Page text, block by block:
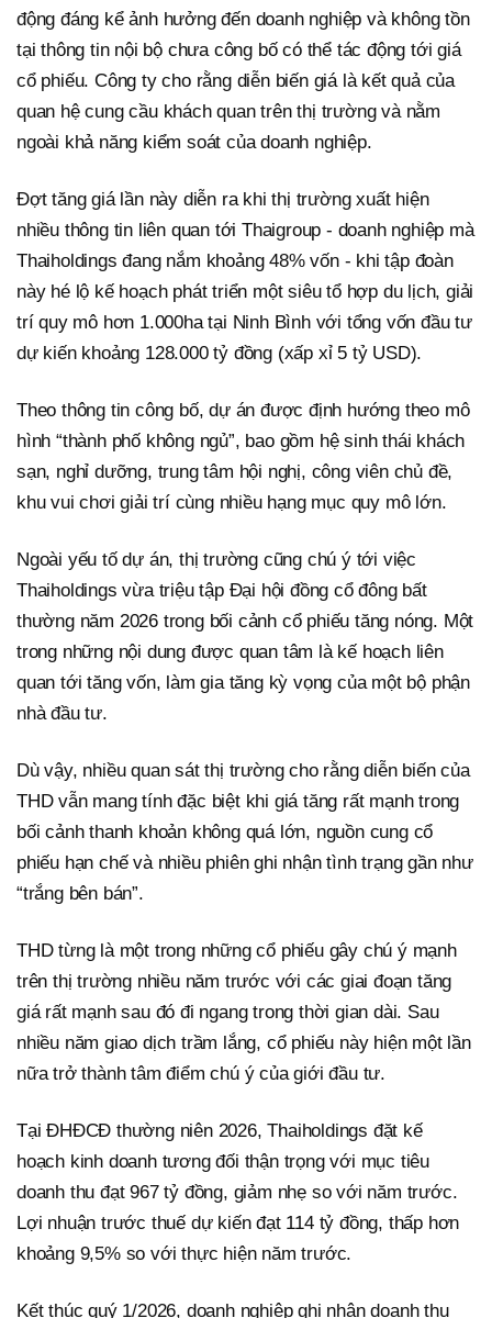
động đáng kể ảnh hưởng đến doanh nghiệp và không tồn
tại thông tin nội bộ chưa công bố có thể tác động tới giá
cổ phiếu. Công ty cho rằng diễn biến giá là kết quả của
quan hệ cung cầu khách quan trên thị trường và nằm
ngoài khả năng kiểm soát của doanh nghiệp.
Đợt tăng giá lần này diễn ra khi thị trường xuất hiện
nhiều thông tin liên quan tới Thaigroup - doanh nghiệp mà
Thaiholdings đang nắm khoảng 48% vốn - khi tập đoàn
này hé lộ kế hoạch phát triển một siêu tổ hợp du lịch, giải
trí quy mô hơn 1.000ha tại Ninh Bình với tổng vốn đầu tư
dự kiến khoảng 128.000 tỷ đồng (xấp xỉ 5 tỷ USD).
Theo thông tin công bố, dự án được định hướng theo mô
hình “thành phố không ngủ”, bao gồm hệ sinh thái khách
sạn, nghỉ dưỡng, trung tâm hội nghị, công viên chủ đề,
khu vui chơi giải trí cùng nhiều hạng mục quy mô lớn.
Ngoài yếu tố dự án, thị trường cũng chú ý tới việc
Thaiholdings vừa triệu tập Đại hội đồng cổ đông bất
thường năm 2026 trong bối cảnh cổ phiếu tăng nóng. Một
trong những nội dung được quan tâm là kế hoạch liên
quan tới tăng vốn, làm gia tăng kỳ vọng của một bộ phận
nhà đầu tư.
Dù vậy, nhiều quan sát thị trường cho rằng diễn biến của
THD vẫn mang tính đặc biệt khi giá tăng rất mạnh trong
bối cảnh thanh khoản không quá lớn, nguồn cung cổ
phiếu hạn chế và nhiều phiên ghi nhận tình trạng gần như
“trắng bên bán”.
THD từng là một trong những cổ phiếu gây chú ý mạnh
trên thị trường nhiều năm trước với các giai đoạn tăng
giá rất mạnh sau đó đi ngang trong thời gian dài. Sau
nhiều năm giao dịch trầm lắng, cổ phiếu này hiện một lần
nữa trở thành tâm điểm chú ý của giới đầu tư.
Tại ĐHĐCĐ thường niên 2026, Thaiholdings đặt kế
hoạch kinh doanh tương đối thận trọng với mục tiêu
doanh thu đạt 967 tỷ đồng, giảm nhẹ so với năm trước.
Lợi nhuận trước thuế dự kiến đạt 114 tỷ đồng, thấp hơn
khoảng 9,5% so với thực hiện năm trước.
Kết thúc quý 1/2026, doanh nghiệp ghi nhận doanh thu